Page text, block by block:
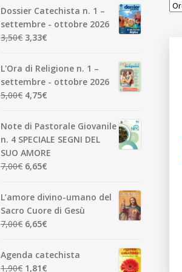
Dossier Catechista n. 1 –
settembre - ottobre 2026
3,50€ Il
originale
era:
3,50€.
3,33€
attuale
è:
L'Ora di Religione n. 1 –
settembre - ottobre 2026
5,00€ Il
originale
era:
5,00€.
4,75€
attuale
è:
4,75€.
Note di Pastorale Giovanile
n. 4 SPECIALE SEGNI DEL
SUO AMORE
7,00€ Il
originale
era:
7,00€.
6,65€
attuale
L’amore divino-umano del
Sacro Cuore di Gesù
7,00€ Il
originale
era:
6,65€
attuale
Agenda catechista
1,90€ Il
1,81€